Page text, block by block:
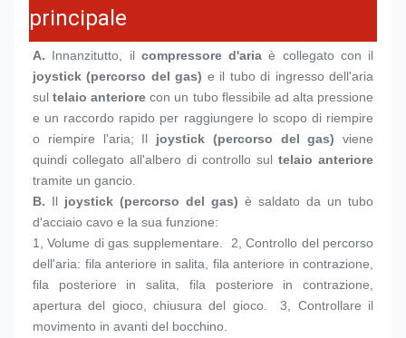
principale
A. Innanzitutto, il compressore d'aria
joystick (percorso del gas) e il tubo di ingresso dell'aria
sul telaio anteriore con un tubo flessibile ad alta pressione
e un raccordo rapido per raggiungere lo scopo di riempire
o riempire l'aria; Il joystick (percorso del gas) viene
quindi collegato all'albero di controllo sul telaio anteriore
tramite un gancio.
B. Il joystick (percorso del gas) è saldato da un tubo
d'acciaio cavo e la sua funzione:
1, Volume di gas supplementare.  2, Controllo del percorso
dell'aria: fila anteriore in salita, fila anteriore in contrazione,
fila posteriore in salita, fila posteriore in contrazione,
apertura del gioco, chiusura del gioco.  3, Controllare il
movimento in avanti del bocchino.